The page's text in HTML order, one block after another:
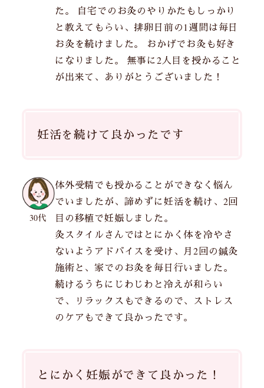
た。 自宅でのお灸のやりかたもしっかり
と教えてもらい、排卵日前の1週間は毎日
お灸を続けました。 おかげでお灸も好き
になりました。 無事に2人目を授かること
が出来て、ありがとうございました！
妊活を続けて良かったです
30代
体外受精でも授かることができなく悩ん
でいましたが、諦めずに妊活を続け、2回
目の移植で妊娠しました。
灸スタイルさんではとにかく体を冷やさ
ないようアドバイスを受け、月2回の鍼灸
施術と、家でのお灸を毎日行いました。
続けるうちにじわじわと冷えが和らい
で、リラックスもできるので、ストレス
のケアもできて良かったです。
とにかく妊娠ができて良かった！